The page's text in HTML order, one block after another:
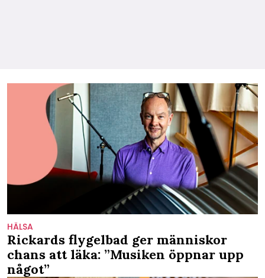
HÄLSA
Rickards flygelbad ger människor
chans att läka: ”Musiken öppnar upp
något”